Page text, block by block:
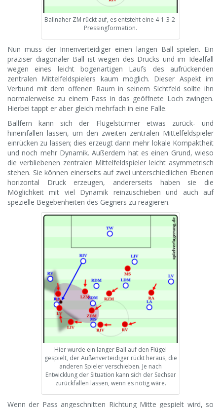
Ballnaher ZM rückt auf, es entsteht eine 4-1-3-2-
Pressingformation.
Nun muss der Innenverteidiger einen langen Ball spielen. Ein
präziser diagonaler Ball ist wegen des Drucks und im Idealfall
wegen eines leicht bogenartigen Laufs des aufrückenden
zentralen Mittelfeldspielers kaum möglich. Dieser Aspekt im
Verbund mit dem offenen Raum in seinem Sichtfeld sollte ihn
normalerweise zu einem Pass in das geöffnete Loch zwingen.
Hierbei tappt er aber gleich mehrfach in eine Falle.
Ballfern kann sich der Flügelstürmer etwas zurück- und
hineinfallen lassen, um den zweiten zentralen Mittelfeldspieler
einrücken zu lassen; dies erzeugt dann mehr lokale Kompaktheit
und noch mehr Dynamik. Außerdem hat es einen Grund, wieso
die verbliebenen zentralen Mittelfeldspieler leicht asymmetrisch
stehen. Sie können einerseits auf zwei unterschiedlichen Ebenen
horizontal Druck erzeugen, andererseits haben sie die
Möglichkeit mit viel Dynamik reinzuschieben und auch auf
spezielle Begebenheiten des Gegners zu reagieren.
Hier wurde ein langer Ball auf den Flügel
gespielt, der Außenverteidiger rückt heraus, die
anderen Spieler verschieben. Je nach
Entwicklung der Situation kann sich der Sechser
zurückfallen lassen, wenn es nötig wäre.
Wenn der Pass angeschnitten Richtung Mitte gespielt wird, so